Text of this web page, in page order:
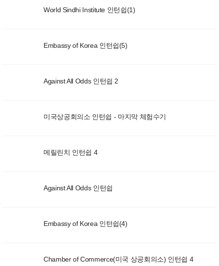
World Sindhi Institute 인턴쉽(1)
Embassy of Korea 인턴쉽(5)
Against All Odds 인턴쉽 2
미국상공회의소 인턴쉽 - 마지막 체험수기
메릴린치 인턴쉽 4
Against All Odds 인턴쉽
Embassy of Korea 인턴쉽(4)
Chamber of Commerce(미국 상공회의소) 인턴쉽 4